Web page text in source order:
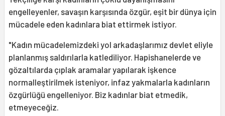
engelleyenler, savaşın karşısında özgür, eşit bir dünya için
mücadele eden kadınlara biat ettirmek istiyor.
"Kadın mücadelemizdeki yol arkadaşlarımız devlet eliyle
planlanmış saldırılarla katlediliyor. Hapishanelerde ve
gözaltılarda çıplak aramalar yapılarak işkence
normalleştirilmek isteniyor, infaz yakmalarla kadınların
özgürlüğü engelleniyor. Biz kadınlar biat etmedik,
etmeyeceğiz.